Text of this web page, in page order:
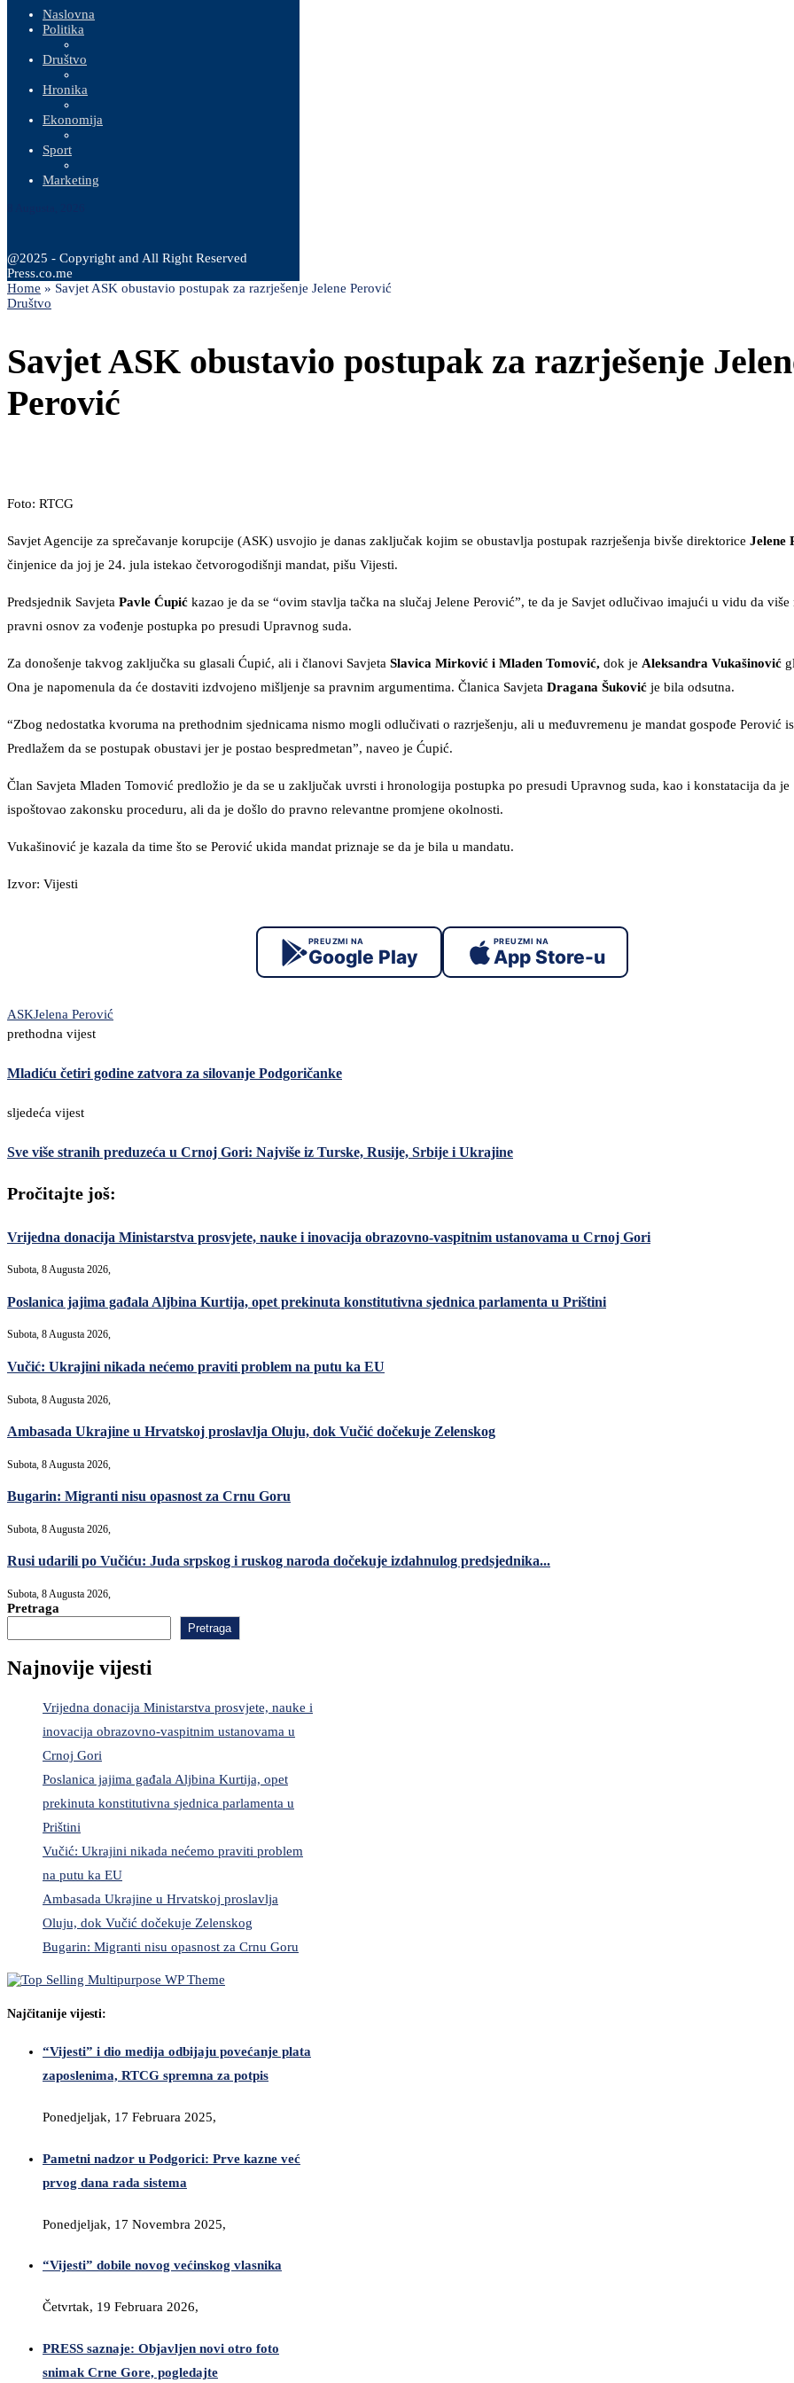
Naslovna
Politika
Društvo
Hronika
Ekonomija
Sport
Marketing
@2025 - Copyright and All Right Reserved
Press.co.me
Home » Savjet ASK obustavio postupak za razrješenje Jelene Perović
Društvo
Savjet ASK obustavio postupak za razrješenje
Perović
Foto: RTCG
Savjet Agencije za sprečavanje korupcije (ASK) usvojio je danas zaključak kojim se obustavlja postupak razrješenja bivše direktorice Jelene
činjenice da joj je 24. jula istekao četvorogodišnji mandat, pišu Vijesti.
Predsjednik Savjeta Pavle Ćupić kazao je da se “ovim stavlja tačka na slučaj Jelene Perović”, te da je Savjet odlučivao imajući u vidu da više
pravni osnov za vođenje postupka po presudi Upravnog suda.
Za donošenje takvog zaključka su glasali Ćupić, ali i članovi Savjeta Slavica Mirković i Mladen Tomović, dok je Aleksandra Vukašinović
Ona je napomenula da će dostaviti izdvojeno mišljenje sa pravnim argumentima. Članica Savjeta Dragana Šuković je bila odsutna.
“Zbog nedostatka kvoruma na prethodnim sjednicama nismo mogli odlučivati o razrješenju, ali u međuvremenu je mandat gospođe Perović
Predlažem da se postupak obustavi jer je postao bespredmetan”, naveo je Ćupić.
Član Savjeta Mladen Tomović predložio je da se u zaključak uvrsti i hronologija postupka po presudi Upravnog suda, kao i konstatacija da je
ispoštovao zakonsku proceduru, ali da je došlo do pravno relevantne promjene okolnosti.
Vukašinović je kazala da time što se Perović ukida mandat priznaje se da je bila u mandatu.
Izvor: Vijesti
PREUZMI NA
Google Play
PREUZMI NA
App Store-u
ASKJelena Perović
prethodna vijest
Mladiću četiri godine zatvora za silovanje Podgoričanke
sljedeća vijest
Sve više stranih preduzeća u Crnoj Gori: Najviše iz Turske, Rusije, Srbije i Ukrajine
Pročitajte još:
Vrijedna donacija Ministarstva prosvjete, nauke i inovacija obrazovno-vaspitnim ustanovama u Crnoj Gori
Subota, 8 Augusta 2026,
Poslanica jajima gađala Aljbina Kurtija, opet prekinuta konstitutivna sjednica parlamenta u Prištini
Subota, 8 Augusta 2026,
Vučić: Ukrajini nikada nećemo praviti problem na putu ka EU
Subota, 8 Augusta 2026,
Ambasada Ukrajine u Hrvatskoj proslavlja Oluju, dok Vučić dočekuje Zelenskog
Subota, 8 Augusta 2026,
Bugarin: Migranti nisu opasnost za Crnu Goru
Subota, 8 Augusta 2026,
Rusi udarili po Vučiću: Juda srpskog i ruskog naroda dočekuje izdahnulog predsjednika...
Subota, 8 Augusta 2026,
Pretraga
Pretraga
Najnovije vijesti
Vrijedna donacija Ministarstva prosvjete, nauke i
inovacija obrazovno-vaspitnim ustanovama u
Crnoj Gori
Poslanica jajima gađala Aljbina Kurtija, opet
prekinuta konstitutivna sjednica parlamenta u
Prištini
Vučić: Ukrajini nikada nećemo praviti problem
na putu ka EU
Ambasada Ukrajine u Hrvatskoj proslavlja
Oluju, dok Vučić dočekuje Zelenskog
Bugarin: Migranti nisu opasnost za Crnu Goru
Najčitanije vijesti:
“Vijesti” i dio medija odbijaju povećanje plata
zaposlenima, RTCG spremna za potpis
Ponedjeljak, 17 Februara 2025,
Pametni nadzor u Podgorici: Prve kazne već
prvog dana rada sistema
Ponedjeljak, 17 Novembra 2025,
“Vijesti” dobile novog većinskog vlasnika
Četvrtak, 19 Februara 2026,
PRESS saznaje: Objavljen novi otro foto
snimak Crne Gore, pogledajte